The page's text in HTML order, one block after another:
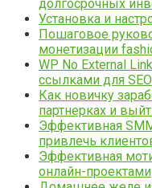
долгосрочных
Установка и
Пошаговое
монетизации
WP No External
ссылками для
Как новичку
партнерках и
Эффективная
привлечь
Эффективная
онлайн-проектами